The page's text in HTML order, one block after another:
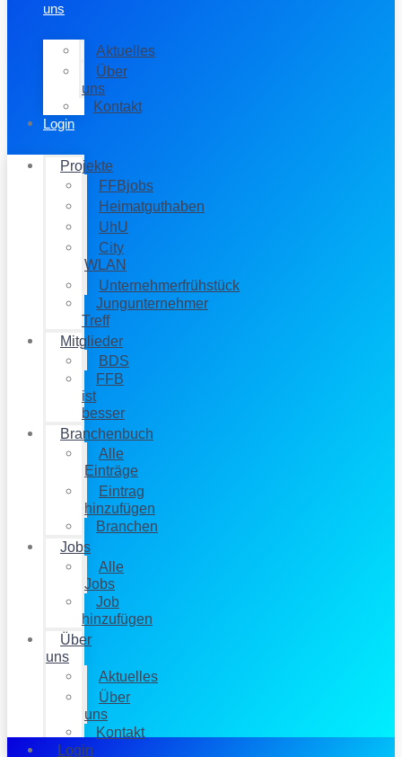
uns
Aktuelles
Über
uns
Kontakt
Login
Projekte
FFBjobs
Heimatguthaben
UhU
City
WLAN
Unternehmerfrühstück
Jungunternehmer
Treff
Mitglieder
BDS
FFB
ist
besser
Branchenbuch
Alle
Einträge
Eintrag
hinzufügen
Branchen
Jobs
Alle
Jobs
Job
hinzufügen
Über
uns
Aktuelles
Über
uns
Kontakt
Login